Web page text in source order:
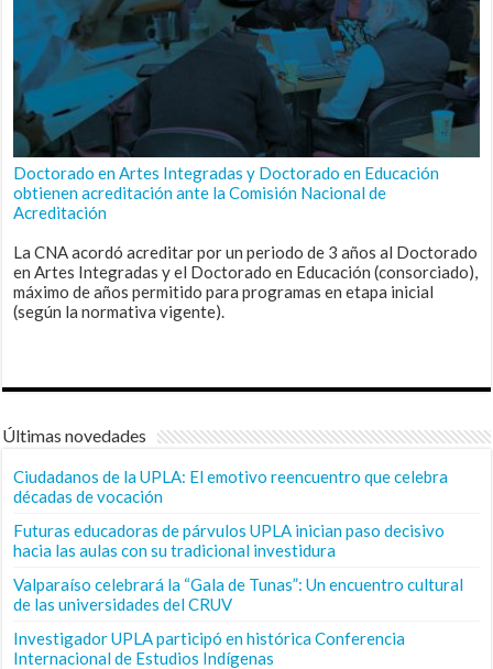
Doctorado en Artes Integradas y Doctorado en Educación
obtienen acreditación ante la Comisión Nacional de
Acreditación
La CNA acordó acreditar por un periodo de 3 años al Doctorado
en Artes Integradas y el Doctorado en Educación (consorciado),
máximo de años permitido para programas en etapa inicial
(según la normativa vigente).
Últimas novedades
Ciudadanos de la UPLA: El emotivo reencuentro que celebra
décadas de vocación
Futuras educadoras de párvulos UPLA inician paso decisivo
hacia las aulas con su tradicional investidura
Valparaíso celebrará la “Gala de Tunas”: Un encuentro cultural
de las universidades del CRUV
Investigador UPLA participó en histórica Conferencia
Internacional de Estudios Indígenas